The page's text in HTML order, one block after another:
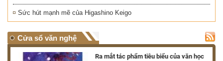
Sức hút mạnh mẽ của Higashino Keigo
Cửa sổ văn nghệ
Ra mắt tác phẩm tiêu biểu của văn học